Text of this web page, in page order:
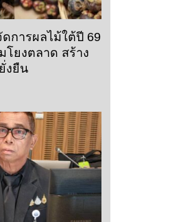
การผลไม้ใต้ปี 69
ยงตลาด สร้าง
งยืน